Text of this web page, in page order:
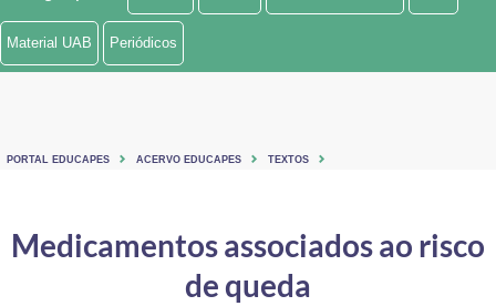
Ministério de Minas e Energia
Material UAB Periódicos
PORTAL EDUCAPES ACERVO EDUCAPES TEXTOS
Medicamentos associados ao risco
de queda